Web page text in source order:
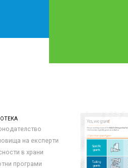
на експерти
в храни
програми